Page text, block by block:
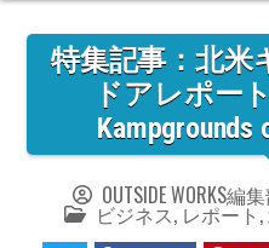
特集記事：北米
ドアレポー
Kampgrounds
OUTSIDE WORKS編
POSTED
IN
ビジネス, レポート,